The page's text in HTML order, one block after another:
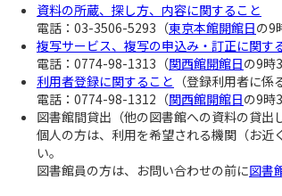
資料の所蔵、探し方、内容に関すること
電話：03-3506-5293（東京本館開館日の9
複写サービス、複写の申込み・訂正に関す
電話：0774-98-1313（関西館開館日の9時
利用者登録に関すること （登録利用者に係
電話：0774-98-1312（関西館開館日の9時
図書館間貸出（他の図書館への資料の貸出
個人の方は、利用を希望される機関（お
い。
図書館員の方は、お問い合わせの前に図書